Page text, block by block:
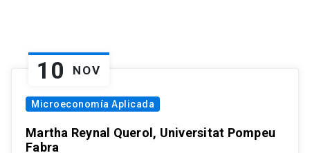
10 NOV
Microeconomía Aplicada
Martha Reynal Querol, Universitat Pompeu
Fabra